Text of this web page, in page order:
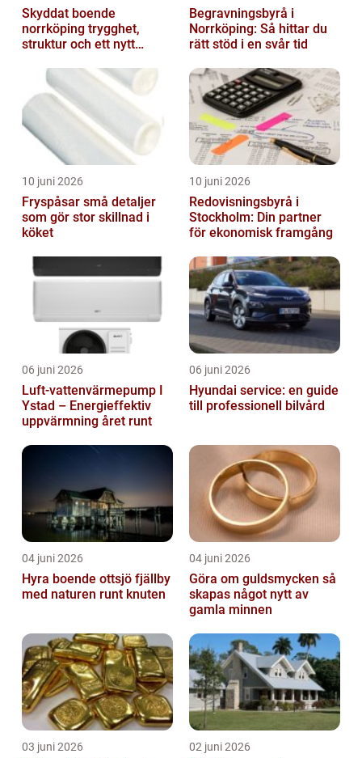
Skyddat boende
norrköping trygghet,
struktur och ett nytt
Begravningsbyrå i
Norrköping: Så hittar du
rätt stöd i en svår tid
10 juni 2026
Fryspåsar små detaljer
som gör stor skillnad i
köket
10 juni 2026
Redovisningsbyrå i
Stockholm: Din partner
för ekonomisk framgång
06 juni 2026
Luft-vattenvärmepump I
Ystad – Energieffektiv
uppvärmning året runt
06 juni 2026
Hyundai service: en guide
till professionell bilvård
04 juni 2026
Hyra boende ottsjö fjällby
med naturen runt knuten
04 juni 2026
Göra om guldsmycken så
skapas något nytt av
gamla minnen
03 juni 2026 02 juni 2026